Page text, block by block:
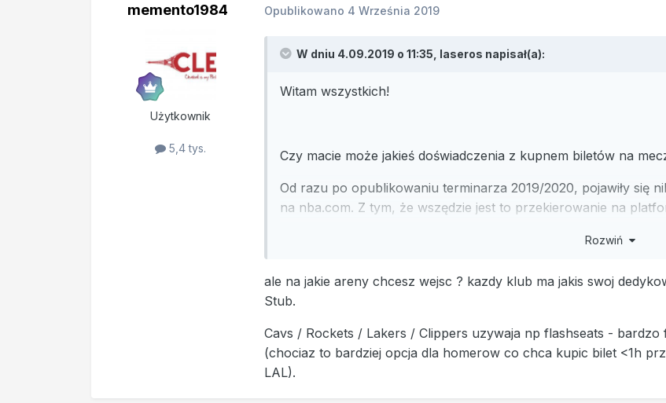
memento1984
Użytkownik
5,4 tys.
Opublikowano 4 Września 2019
W dniu 4.09.2019 o 11:35, laseros napisał(a):
Witam wszystkich!
Czy macie może jakieś doświadczenia z kupnem biletów na
Od razu po opublikowaniu terminarza 2019/2020, pojawiły się
na nba.com. Z tym, że wszędzie jest to przekierowanie na
Orientujecie się na ile dni przed meczem rusza oficjalna
klubowych?
Będę wdzięczny za każdą wskazówkę!
Rozwiń
ale na jakie areny chcesz wejsc ? kazdy klub ma jakis swoj
Stub.
Cavs / Rockets / Lakers / Clippers uzywaja np flashseats -
(chociaz to bardziej opcja dla homerow co chca kupic bilet <1h
LAL).